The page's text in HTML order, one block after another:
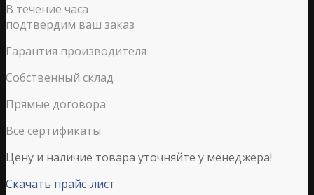
В течение часа
подтвердим ваш заказ
Гарантия производителя
Собственный склад
Прямые договора
Все сертификаты
Цену и наличие товара уточняйте у менеджера!
Скачать прайс-лист